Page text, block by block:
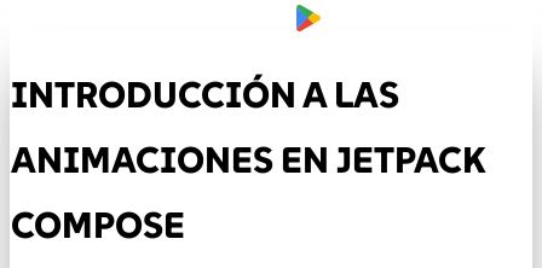
INTRODUCCIÓN A LAS
ANIMACIONES EN JETPACK
COMPOSE